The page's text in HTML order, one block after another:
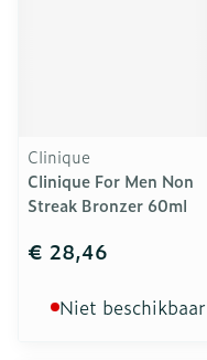
Clinique
Clinique For Men Non
Streak Bronzer 60ml
€ 28,46
Niet beschikbaar